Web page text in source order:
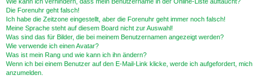
Die Forenuhr geht falsch!
Ich habe die Zeitzone eingestellt, aber die Forenuhr geht immer noch falsch!
Meine Sprache steht auf diesem Board nicht zur Auswahl!
Was sind das für Bilder, die bei meinem Benutzernamen angezeigt werden?
Wie verwende ich einen Avatar?
Was ist mein Rang und wie kann ich ihn ändern?
Wenn ich bei einem Benutzer auf den E-Mail-Link klicke, werde ich aufgefordert, mich
anzumelden.